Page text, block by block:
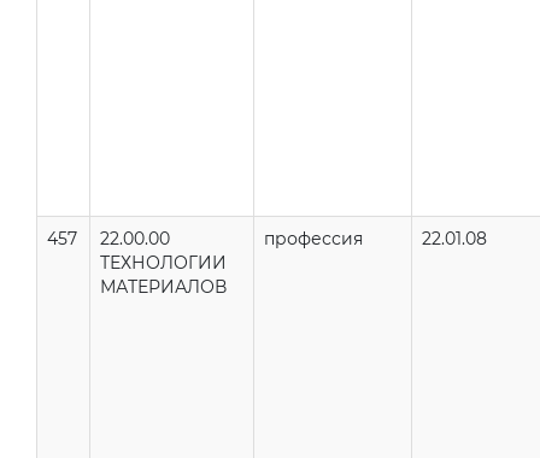
457
22.00.00
ТЕХНОЛОГИИ
МАТЕРИАЛОВ
профессия 22.01.08